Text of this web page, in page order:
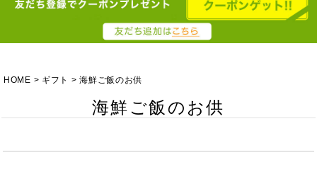
HOME ギフト 海鮮ご飯のお供
海鮮ご飯のお供